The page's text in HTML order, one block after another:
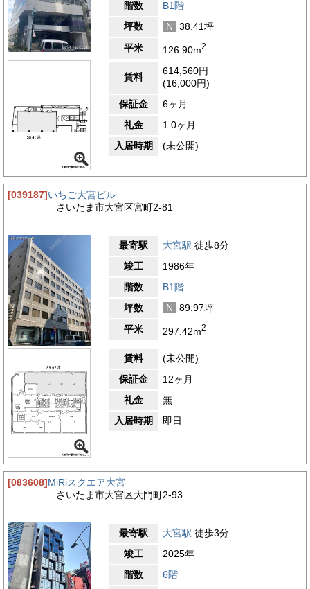
階数
B1階
坪数
N
38.41坪
平米
126.90m2
賃料
614,560円
(16,000円)
保証金
6ヶ月
礼金
1.0ヶ月
入居時期
(未公開)
[039187]いちご大宮ビル
さいたま市大宮区宮町2-81
最寄駅 大宮駅 徒歩8分
竣工
1986年
階数
B1階
坪数
N
89.97坪
平米
297.42m2
賃料
(未公開)
保証金
12ヶ月
礼金
無
入居時期
即日
[083608]MiRiスクエア大宮
さいたま市大宮区大門町2-93
最寄駅 大宮駅 徒歩3分
竣工
2025年
階数
6階